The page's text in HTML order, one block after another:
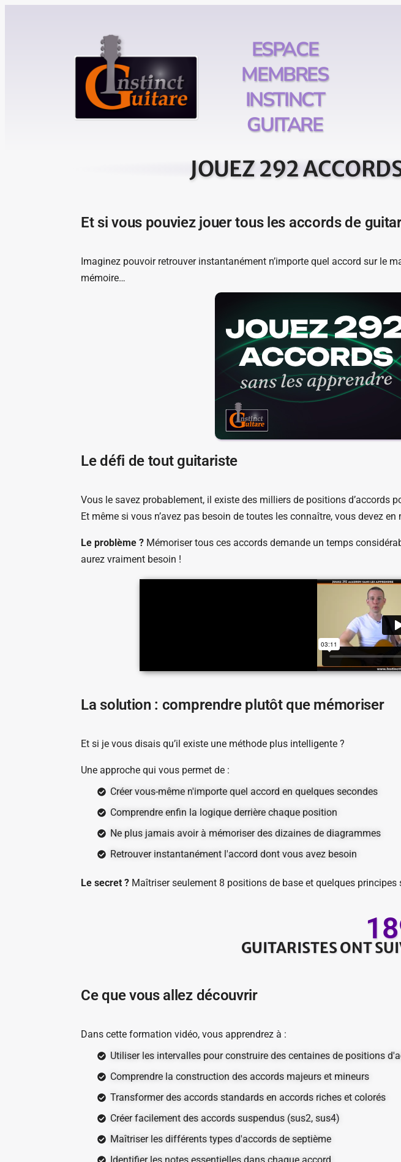
ESPACE
MEMBRES
INSTINCT
GUITARE
JOUEZ 292
Et si vous pouviez jouer tous les accords de
Imaginez pouvoir retrouver instantanément n’importe quel accord sur le
mémoire…
Le défi de tout guitariste
Vous le savez probablement, il existe des milliers de positions d’accords
Et même si vous n’avez pas besoin de toutes les connaître, vous devez
Le problème ? Mémoriser tous ces accords demande un temps
aurez vraiment besoin !
La solution : comprendre plutôt que mémoriser
Et si je vous disais qu’il existe une méthode plus intelligente ?
Une approche qui vous permet de :
Créer vous-même n'importe quel accord en quelques secondes
Comprendre enfin la logique derrière chaque position
Ne plus jamais avoir à mémoriser des dizaines de diagrammes
Retrouver instantanément l'accord dont vous avez besoin
Le secret ? Maîtriser seulement 8 positions de base et quelques
GUITARISTES ONT
Ce que vous allez découvrir
Dans cette formation vidéo, vous apprendrez à :
Utiliser les intervalles pour construire des centaines de positions
Comprendre la construction des accords majeurs et mineurs
Transformer des accords standards en accords riches et colorés
Créer facilement des accords suspendus (sus2, sus4)
Maîtriser les différents types d'accords de septième